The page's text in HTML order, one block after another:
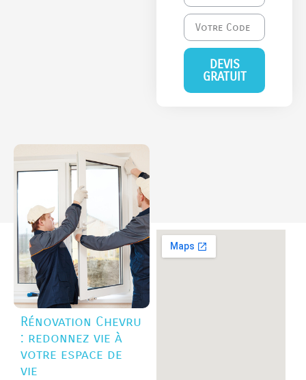
DEVIS
GRATUIT
Rénovation Chevru
: redonnez vie à
votre espace de
vie